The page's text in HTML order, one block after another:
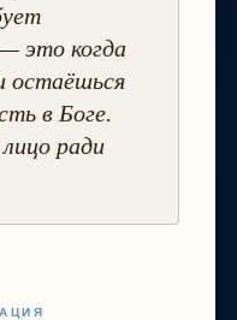
это когда
остаёшься
в Боге.
ради